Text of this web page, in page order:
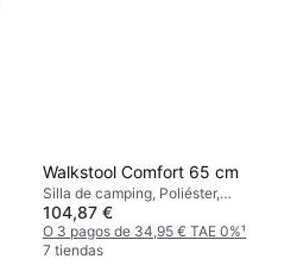
Walkstool Comfort 65 cm
Silla de camping, Poliéster,
Aluminio
104,87 €
O 3 pagos de 34,95 € TAE 0%¹
7 tiendas